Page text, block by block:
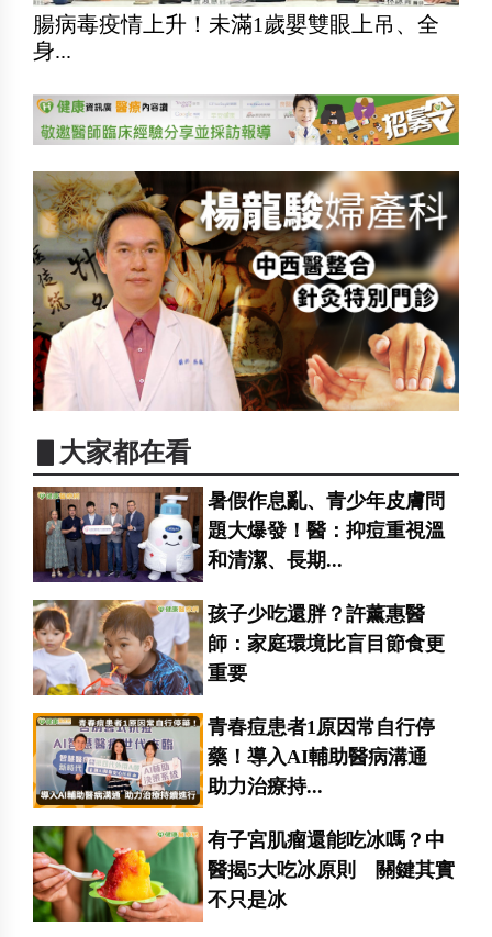
腸病毒疫情上升！未滿1歲嬰雙眼上吊、全
身...
▋大家都在看
暑假作息亂、青少年皮膚問
題大爆發！醫：抑痘重視溫
和清潔、長期...
孩子少吃還胖？許薰惠醫
師：家庭環境比盲目節食更
重要
青春痘患者1原因常自行停
藥！導入AI輔助醫病溝通
助力治療持...
有子宮肌瘤還能吃冰嗎？中
醫揭5大吃冰原則 關鍵其實
不只是冰